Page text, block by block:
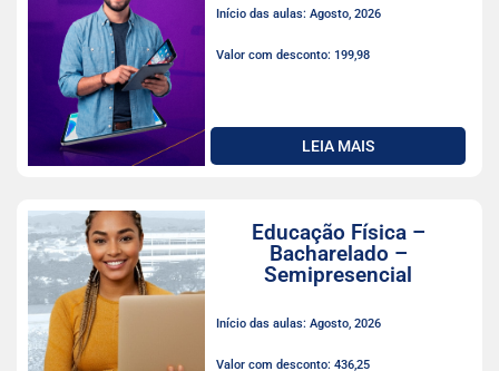
Início das aulas: Agosto, 2026
Valor com desconto: 199,98
LEIA MAIS
Educação Física –
Bacharelado –
Semipresencial
Início das aulas: Agosto, 2026
Valor com desconto: 436,25